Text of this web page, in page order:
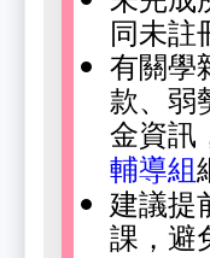
同未註
有關學
款、弱
金資訊
輔導組
建議提
課，避